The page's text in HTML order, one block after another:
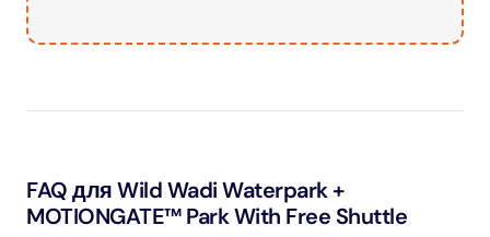
FAQ для Wild Wadi Waterpark +
MOTIONGATE™ Park With Free Shuttle